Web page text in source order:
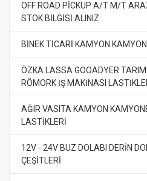
OFF ROAD PİCKUP A/T M/T
STOK BİLGİSİ ALINIZ
BİNEK TİCARİ KAMYON
ÖZKA LASSA GOOADYER
RÖMORK İŞ MAKİNASI
AĞIR VASITA KAMYON
LASTİKLERİ
12V - 24V BUZ DOLABI DERİN
ÇEŞİTLERİ